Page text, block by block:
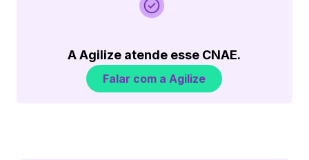
A Agilize atende esse CNAE.
Falar com a Agilize